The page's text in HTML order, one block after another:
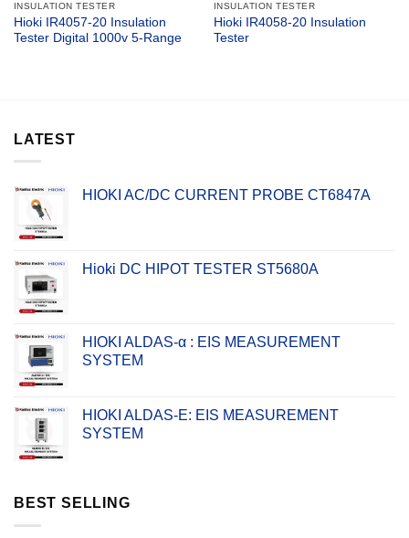
INSULATION TESTER
Hioki IR4057-20 Insulation
Tester Digital 1000v 5-Range
INSULATION TESTER
Hioki IR4058-20 Insulation
Tester
LATEST
HIOKI AC/DC CURRENT PROBE CT6847A
Hioki DC HIPOT TESTER ST5680A
HIOKI ALDAS-α : EIS MEASUREMENT
SYSTEM
HIOKI ALDAS-E: EIS MEASUREMENT
SYSTEM
BEST SELLING